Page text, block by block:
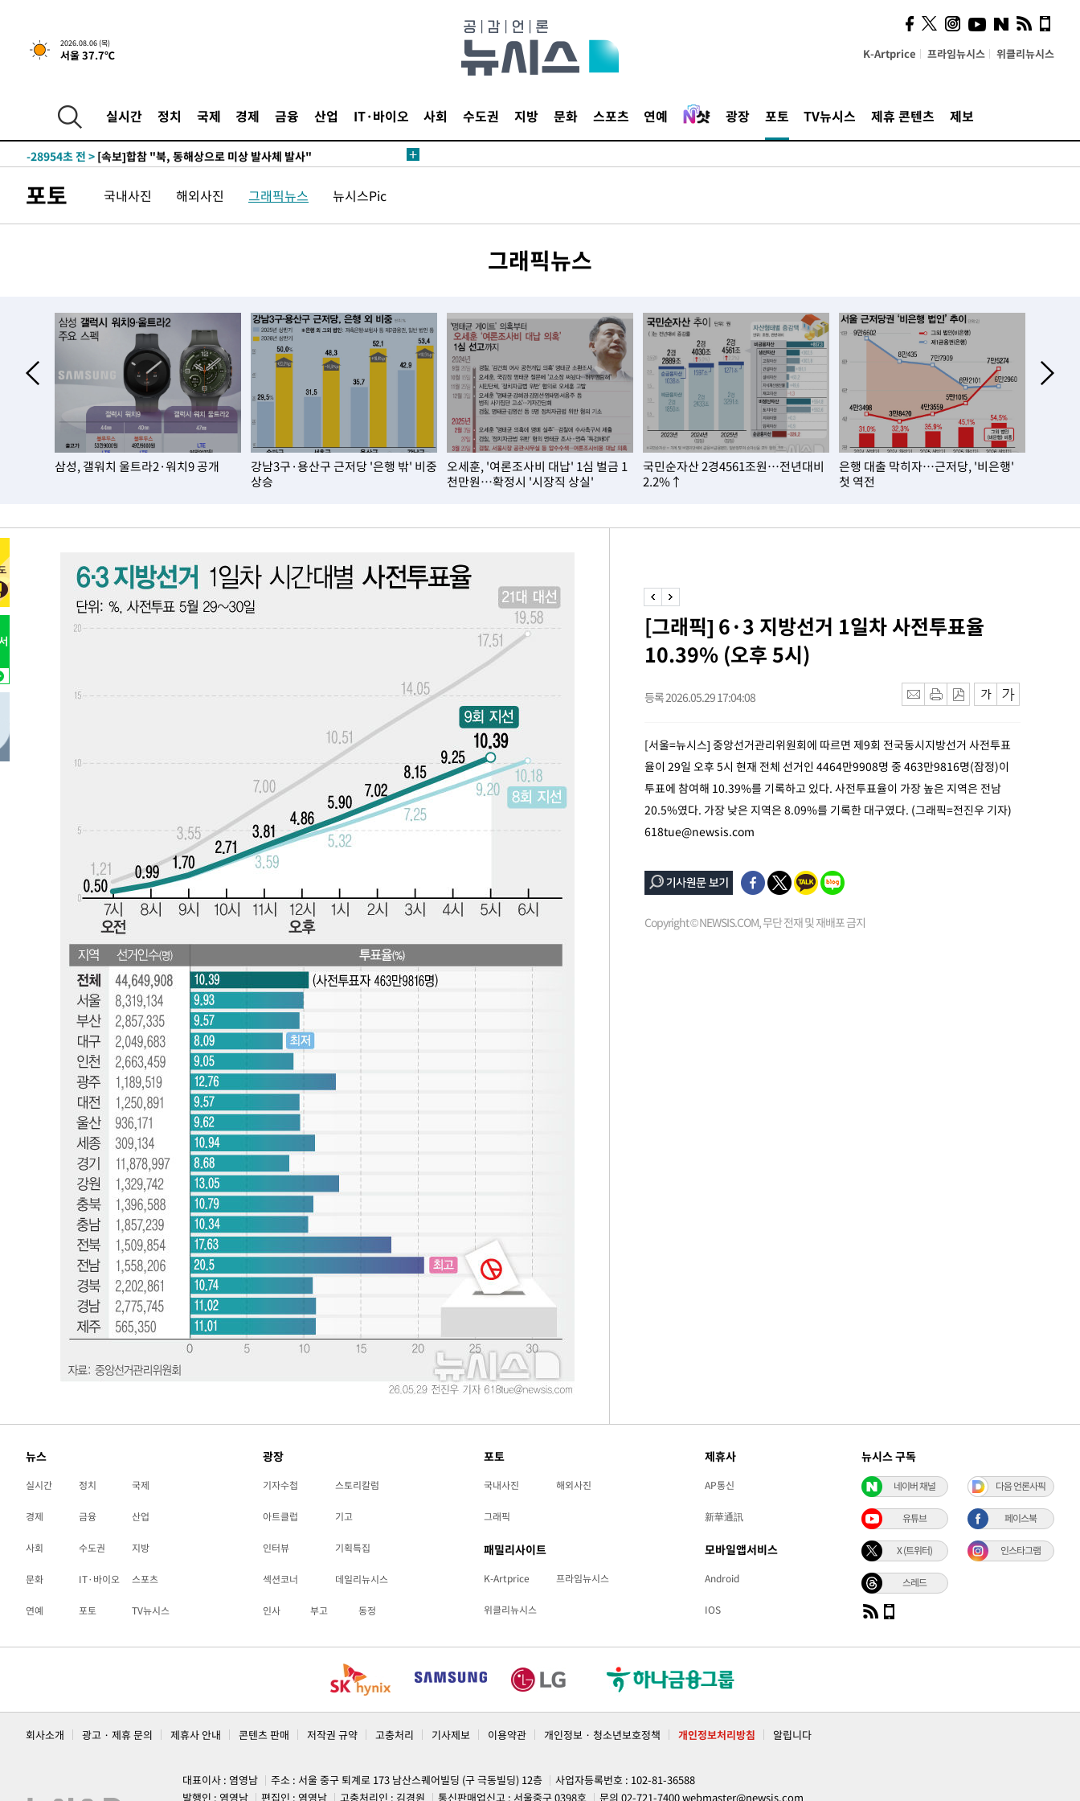
2026.08.06 (목)
서울 37.7℃ K-Artprice 프라임뉴시스 위클리뉴시스
실시간 정치 국제 경제 금융 산업 IT·바이오 사회 수도권 지방 문화 스포츠 연예 광장 포토 TV뉴시스 제휴 콘텐츠 제보
-5167초 전 > [속보]경찰, '홍명보 선임 논란' 대한축구협회·축구회관 등 압수수색
-31118초 전 >
日방위성, 北이 동해로 쏜 발사체는 탄도미사일 가능성
-29548초 전 >
-28954초 전 > [속보]합참 "북, 동해상으로 미상 발사체 발사"
-28309초 전 >
[속보]7~9일 프로야구 3연전도 폭염 취소…11일 재개
-27971초 전 >"韓 외환시장 개입 관측 배경엔 美의 대한국 무역적자 있어"
-23295초 전 >[속보]코스닥, 800p 회복…0.26% 오른 801.67 마감
-23225초 전 >[속보]코스피, 301.88포인트(4.58%) 내린 6296.38 마감
-23090초 전 >
[속보]원·달러 환율, 0.7원 내린 1423.8원 마감
-20689초 전 >"여기 떨어졌다"…다누리, 스페이스X 로켓 달 충돌 흔적 포착
-17734초 전 >손흥민, 5경기 연속골 실패…LAFC는 승부차기 끝 과달라하라 격파
-10335초 전 > 내일까지 39도 '펄펄'…기상청 "태풍 지나며 폭염 잠시 꺾인다"
-9972초 전 >
트럼프, 한국계 진보 주지사 후보 맹공…"공산주의가 최대 위협"
-9950초 전 >"美간섭에 합의 지연"…트럼프, '이란 호르무즈 통제권' 수용할까
[속보]산업장관 "李정부, 원전 반대 안해…안정 전력 위해 불가피"
-29548초 전 >[속보] SKT, 에이닷 서비스 장애 발생…"원인 파악 중"
-28954초 전 >[속보]합참 "북, 동해상으로 미상 발사체 발사"
-28350초 전 > '낮 최고 39도' 불볕더위…한밤 열대야도 계속[내일날씨]
-27798초 전 > '월드컵 탈락 후폭풍' 축구협회…초유의 압수수색에 '충격·당황'
[속보]종합특검, 대검 추가 압수수색…내란 중요임무종사 혐의
-23295초 전 > [속보]코스닥, 800p 회복…0.26% 오른 801.67 마감
[속보]코스피, 301.88포인트(4.58%) 내린 6296.38 마감
[속보]원·달러 환율, 0.7원 내린 1423.8원 마감
-20689초 전 >
"여기 떨어졌다"…다누리, 스페이스X 로켓 달 충돌 흔적 포착
손흥민, 5경기 연속골 실패…LAFC는 승부차기 끝 과달라하라 격파
-10335초 전 >내일까지 39도 '펄펄'…기상청 "태풍 지나며 폭염 잠시 꺾인다"
-9972초 전 >트럼프, 한국계 진보 주지사 후보 맹공…"공산주의가 최대 위협"
"美간섭에 합의 지연"…트럼프, '이란 호르무즈 통제권' 수용할까
-6470초 전 >[속보]산업장관 "李정부, 원전 반대 안해…안정 전력 위해 불가피"
-5167초 전 >[속보]경찰, '홍명보 선임 논란' 대한축구협회·축구회관 등 압수수색
포토 국내사진 해외사진 그래픽뉴스 뉴시스Pic
그래픽뉴스
삼성, 갤워치 울트라2·워치9 공개
강남3구·용산구 근저당 '은행 밖' 비중
상승
오세훈, '여론조사비 대납' 1심 벌금 1
천만원…확정시 '시장직 상실'
국민순자산 2경4561조원…전년대비
2.2%↑
은행 대출 막히자…근저당, '비은행'
첫 역전
[그래픽] 6·3 지방선거 1일차 사전투표율
10.39% (오후 5시)
등록 2026.05.29 17:04:08
[서울=뉴시스] 중앙선거관리위원회에 따르면 제9회 전국동시지방선거 사전투표
율이 29일 오후 5시 현재 전체 선거인 4464만9908명 중 463만9816명(잠정)이
투표에 참여해 10.39%를 기록하고 있다. 사전투표율이 가장 높은 지역은 전남
20.5%였다. 가장 낮은 지역은 8.09%를 기록한 대구였다. (그래픽=전진우 기자)
618tue@newsis.com
Copyright © NEWSIS.COM, 무단 전재 및 재배포 금지
뉴스
실시간 정치 국제
경제 금융 산업
사회 수도권 지방
문화 IT·바이오 스포츠
연예 포토 TV뉴시스
광장
기자수첩 스토리칼럼
아트클럽 기고
인터뷰 기획특집
섹션코너 데일리뉴시스
인사 부고 동정
포토
국내사진 해외사진
그래픽
패밀리사이트
K-Artprice 프라임뉴시스
위클리뉴시스
제휴사
AP통신
新華通訊
모바일앱서비스
Android
IOS
뉴시스 구독
네이버 채널 다음 언론사픽
유튜브 페이스북
X (트위터) 인스타그램
스레드
회사소개 광고 · 제휴 문의 제휴사 안내 콘텐츠 판매 저작권 규약 고충처리 기사제보 이용약관 개인정보 · 청소년보호정책 개인정보처리방침 알립니다
대표이사 : 염영남 주소 : 서울 중구 퇴계로 173 남산스퀘어빌딩 (구 극동빌딩) 12층
사업자등록번호 : 102-81-36588
발행인 : 염영남
편집인 : 염영남 고충처리인 : 김경원 통신판매업신고 : 서울중구 0398호 문의 02-721-7400webmaster@newsis.com